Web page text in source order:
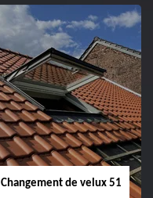
Démoussage de
toiture 51
Changement de velux 51